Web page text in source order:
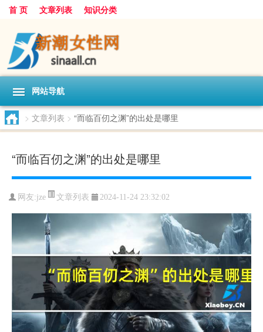
首 页 文章列表 知识分类
网站导航
> 文章列表 > “而临百仞之渊”的出处是哪里
“而临百仞之渊”的出处是哪里
网友:jze 文章列表 2024-11-24 23:32:02